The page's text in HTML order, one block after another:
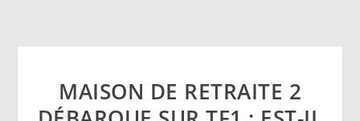
MAISON DE RETRAITE 2